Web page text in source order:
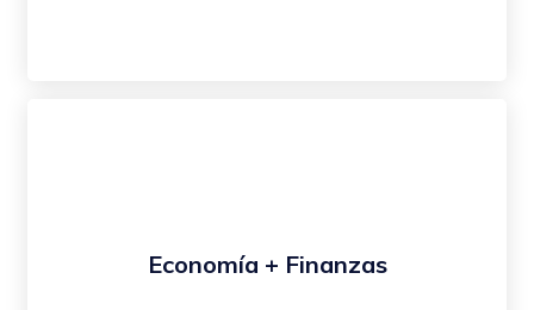
Economía + Finanzas